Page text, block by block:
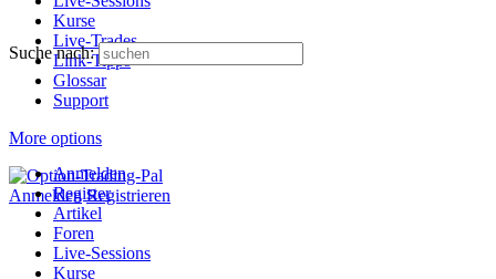
Kurse
Live-Trades
Link-Tipps
Glossar
Support
More options
Anmelden Registrieren
Suche nach:
Anmelden
Register
Artikel
Foren
Live-Sessions
Kurse